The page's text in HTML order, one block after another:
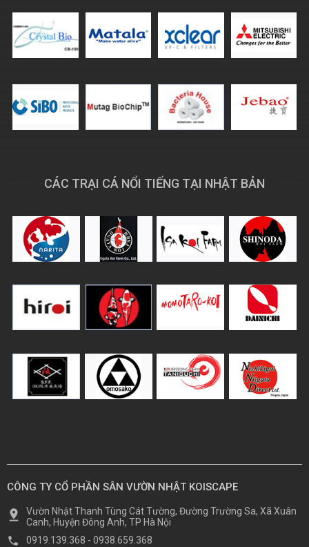
CÁC TRẠI CÁ NỔI TIẾNG TẠI NHẬT BẢN
CÔNG TY CỔ PHẦN SÂN VƯỜN NHẬT KOISCAPE
Vườn Nhật Thanh Tùng Cát Tường, Đường Trường Sa, Xã Xuân
Canh, Huyện Đông Anh, TP Hà Nội
0919.139.368 - 0938.659.368